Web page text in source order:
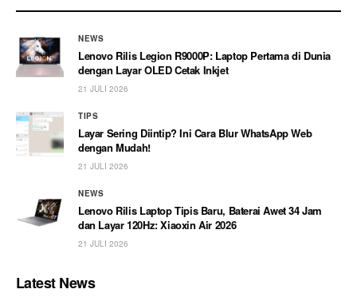
NEWS
Lenovo Rilis Legion R9000P: Laptop Pertama di Dunia
dengan Layar OLED Cetak Inkjet
21 JULI 2026
TIPS
Layar Sering Diintip? Ini Cara Blur WhatsApp Web
dengan Mudah!
21 JULI 2026
NEWS
Lenovo Rilis Laptop Tipis Baru, Baterai Awet 34 Jam
dan Layar 120Hz: Xiaoxin Air 2026
21 JULI 2026
Latest News